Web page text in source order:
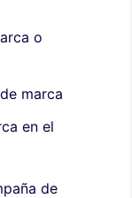
o
marca
en el
de